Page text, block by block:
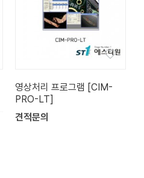
영상처리 프로그램 [CIM-
PRO-LT]
견적문의